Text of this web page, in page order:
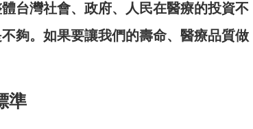
體台灣社會、政府、人民在醫療的投資不
夠。如果要讓我們的壽命、醫療品質做
準